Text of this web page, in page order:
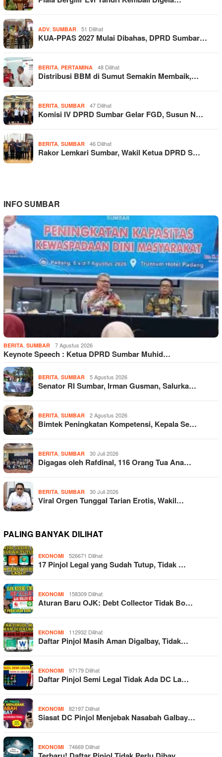
ADV, SUMBAR 51 Dilihat
KUA-PPAS 2027 Mulai Dibahas, DPRD Sumbar…
BERITA, PERTAMINA 48 Dilihat
Distribusi BBM di Sumut Semakin Membaik,…
BERITA, SUMBAR 47 Dilihat
Komisi IV DPRD Sumbar Gelar FGD, Susun N…
BERITA, SUMBAR 46 Dilihat
Rakor Lemkari Sumbar, Wakil Ketua DPRD S…
INFO SUMBAR
BERITA, SUMBAR 7 Agustus 2026
Keynote Speech : Ketua DPRD Sumbar Muhid…
BERITA, SUMBAR 5 Agustus 2026
Senator RI Sumbar, Irman Gusman, Salurka…
BERITA, SUMBAR 2 Agustus 2026
Bimtek Peningkatan Kompetensi, Kepala Se…
BERITA, SUMBAR 30 Juli 2026
Digagas oleh Rafdinal, 116 Orang Tua Ana…
BERITA, SUMBAR 30 Juli 2026
Viral Orgen Tunggal Tarian Erotis, Wakil…
PALING BANYAK DILIHAT
EKONOMI 526671 Dilihat
17 Pinjol Legal yang Sudah Tutup, Tidak …
EKONOMI 158309 Dilihat
Aturan Baru OJK: Debt Collector Tidak Bo…
EKONOMI 112932 Dilihat
Daftar Pinjol Masih Aman Digalbay, Tidak…
EKONOMI 97179 Dilihat
Daftar Pinjol Semi Legal Tidak Ada DC La…
EKONOMI 82197 Dilihat
Siasat DC Pinjol Menjebak Nasabah Galbay…
EKONOMI 74669 Dilihat